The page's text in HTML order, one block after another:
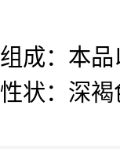
组成：本
性状：深